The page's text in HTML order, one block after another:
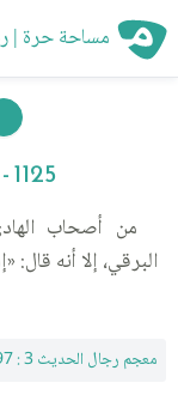
مساحة حرة |
1125 - إسحاق بن إسماعيل بن نوبخت
البرقي، إلا أنه
معجم رجال الحديث 3 : 197